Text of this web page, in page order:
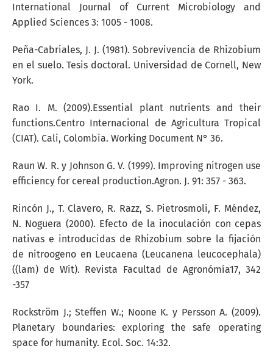
International Journal of Current Microbiology and
Applied Sciences 3: 1005 - 1008.
Peña-Cabriales, J. J. (1981). Sobrevivencia de Rhizobium
en el suelo. Tesis doctoral. Universidad de Cornell, New
York.
Rao I. M. (2009).Essential plant nutrients and their
functions.Centro Internacional de Agricultura Tropical
(CIAT). Cali, Colombia. Working Document N° 36.
Raun W. R. y Johnson G. V. (1999). Improving nitrogen use
efficiency for cereal production.Agron. J. 91: 357 - 363.
Rincón J., T. Clavero, R. Razz, S. Pietrosmoli, F. Méndez,
N. Noguera (2000). Efecto de la inoculación con cepas
nativas e introducidas de Rhizobium sobre la fijación
de nitroogeno en Leucaena (Leucanena leucocephala)
((lam) de Wit). Revista Facultad de Agronómía17, 342
-357
Rockström J.; Steffen W.; Noone K. y Persson A. (2009).
Planetary boundaries: exploring the safe operating
space for humanity. Ecol. Soc. 14:32.